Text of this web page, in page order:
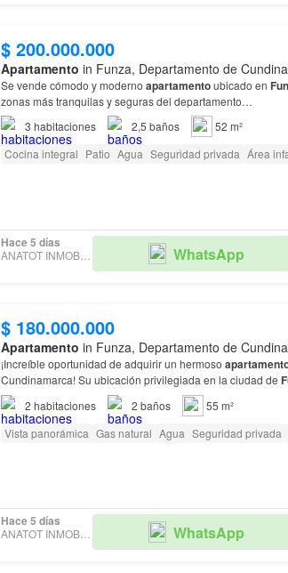
$ 200.000.000
Apartamento in Funza, Departamento de
Se vende cómodo y moderno apartamentoubicado en
zonas más tranquilas y seguras del departamento…
3 habitaciones 2,5 baños
52 m²
Cocina integral Patio Agua Seguridad privada Área
Hace 5 días
ANATOT INMOBILIARIA WhatsApp
$ 180.000.000
Apartamento in Funza, Departamento de
¡Increíble oportunidad de adquirir un hermoso
Cundinamarca! Su ubicación privilegiada en la ciudad de
todos los servicios necesarios para una vida cómoda y
2 habitaciones 2 baños
55 m²
Vista panorámica Gas natural Agua Seguridad privada
Hace 5 días
ANATOT INMOBILIARIA WhatsApp